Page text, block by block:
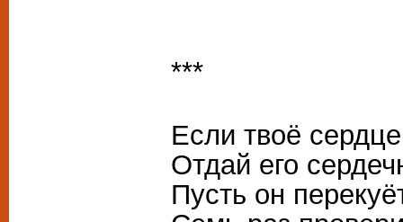
***
Если твоё
Отдай его
Пусть он